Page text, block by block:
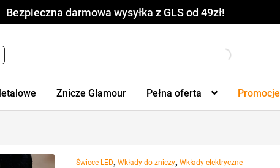
Bezpieczna darmowa wysyłka z GLS od 49zł!
Znicze Glamour Pełna oferta Promocje
Świece LED,Wkłady do zniczy,Wkłady elektryczne